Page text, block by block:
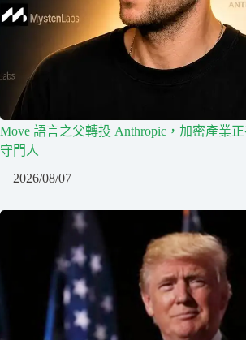
Move 語言之父轉投 Anthropic，加密產業
守門人
2026/08/07